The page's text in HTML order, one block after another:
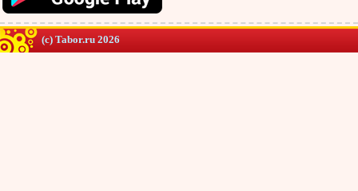
(c) Tabor.ru 2026